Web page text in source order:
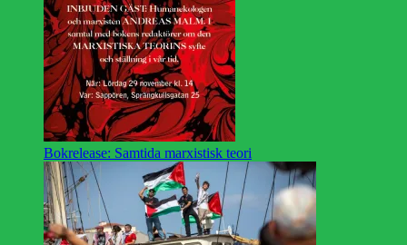
Bokrelease: Samtida marxistisk teori